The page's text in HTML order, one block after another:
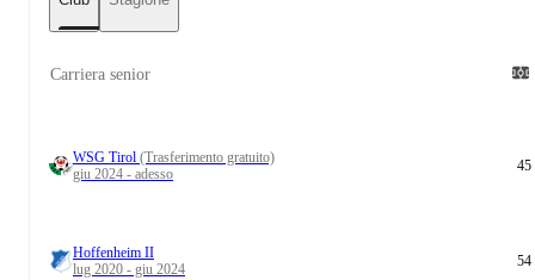
Carriera senior
WSG Tirol (Trasferimento gratuito)
giu 2024 - adesso
45
Hoffenheim II
lug 2020 - giu 2024
54